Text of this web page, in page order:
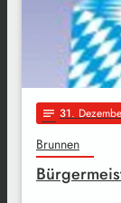
notes 31.
Brunnen